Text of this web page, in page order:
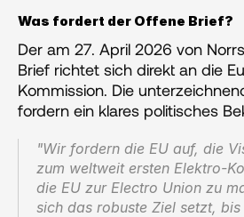
Was fordert der Offene Brief?
Der am 27. April 2026 von
Brief richtet sich direkt an die
Kommission. Die
fordern ein klares politisches
"Wir fordern die EU auf, die
zum weltweit ersten Elektro-
die EU zur Electro Union zu
sich das robuste Ziel setzt,